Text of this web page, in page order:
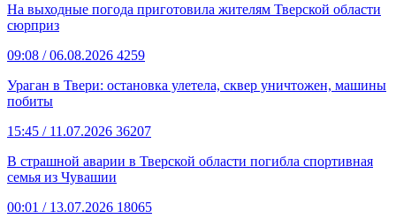
На выходные погода приготовила жителям Тверской области
сюрприз
09:08 / 06.08.2026 4259
Ураган в Твери: остановка улетела, сквер уничтожен, машины
побиты
15:45 / 11.07.2026 36207
В страшной аварии в Тверской области погибла спортивная
семья из Чувашии
00:01 / 13.07.2026 18065